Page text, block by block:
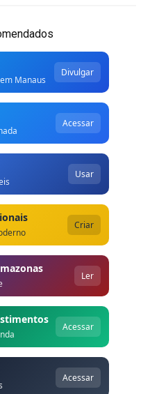
Manaus
Divulgar
Acessar
Usar
Criar
Ler
Acessar
Acessar